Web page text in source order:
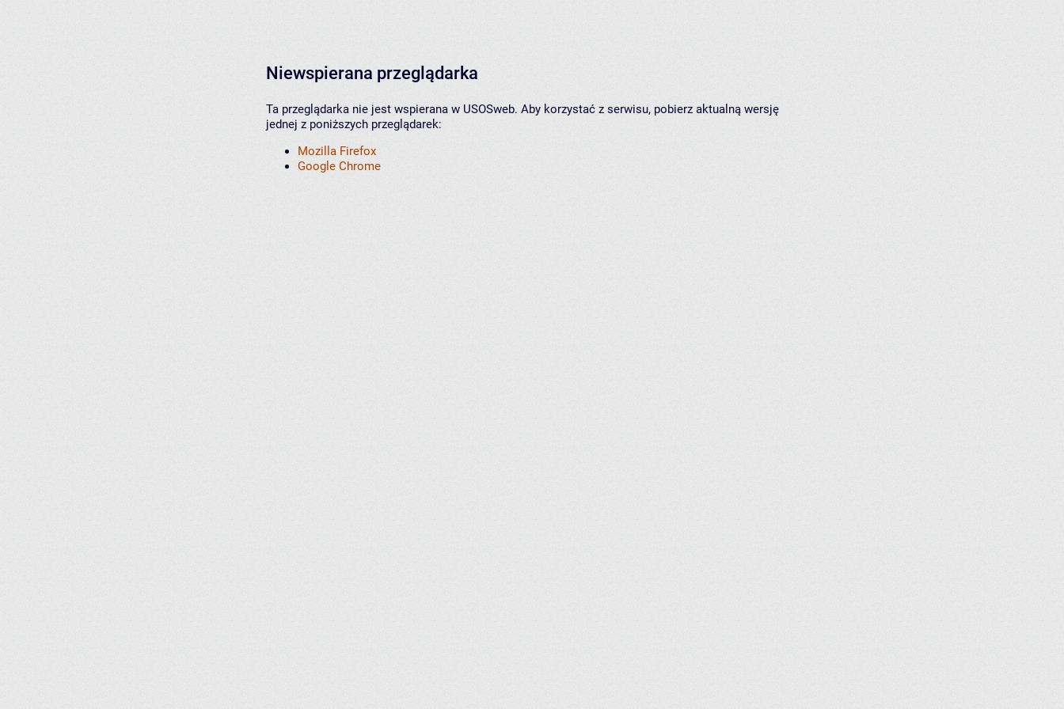
Niewspierana przeglądarka
Ta przeglądarka nie jest wspierana w USOSweb. Aby korzystać z serwisu, pobierz aktualną wersję
jednej z poniższych przeglądarek:
Mozilla Firefox
Google Chrome